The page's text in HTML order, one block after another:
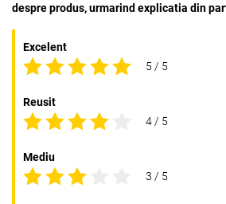
despre produs, urmarind explicatia din
Excelent
5 / 5
Reusit
4 / 5
Mediu
3 / 5